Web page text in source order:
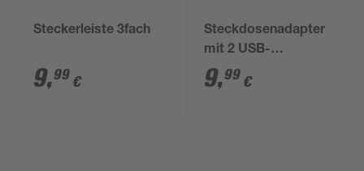
Steckerleiste 3fach
9,99 €
Steckdosenadapter
mit 2 USB-
Anschlüssen
9,99 €